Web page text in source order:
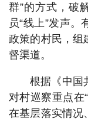
群”的方式，破
员“线上”发声
政策的村民，组
督渠道。
根据《中国
对村巡察重点在
在基层落实情况